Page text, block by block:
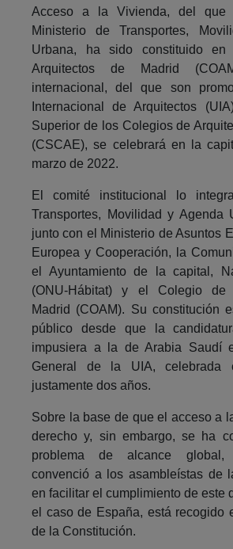
Acceso a la Vivienda, del que
Ministerio de Transportes,
Urbana, ha sido constituido
Arquitectos de Madrid
internacional, del que son
Internacional de Arquitectos
Superior de los Colegios de
(CSCAE), se celebrará en la
marzo de 2022.
El comité institucional lo
Transportes, Movilidad y Agenda
junto con el Ministerio de Asuntos
Europea y Cooperación, la
el Ayuntamiento de la capital,
(ONU-Hábitat) y el Colegio de
Madrid (COAM). Su constitución
público desde que la
impusiera a la de Arabia Saudí
General de la UIA, celebrada
justamente dos años.
Sobre la base de que el acceso a
derecho y, sin embargo, se ha
problema de alcance global,
convenció a los asambleístas de
en facilitar el cumplimiento de este
el caso de España, está recogido
de la Constitución.